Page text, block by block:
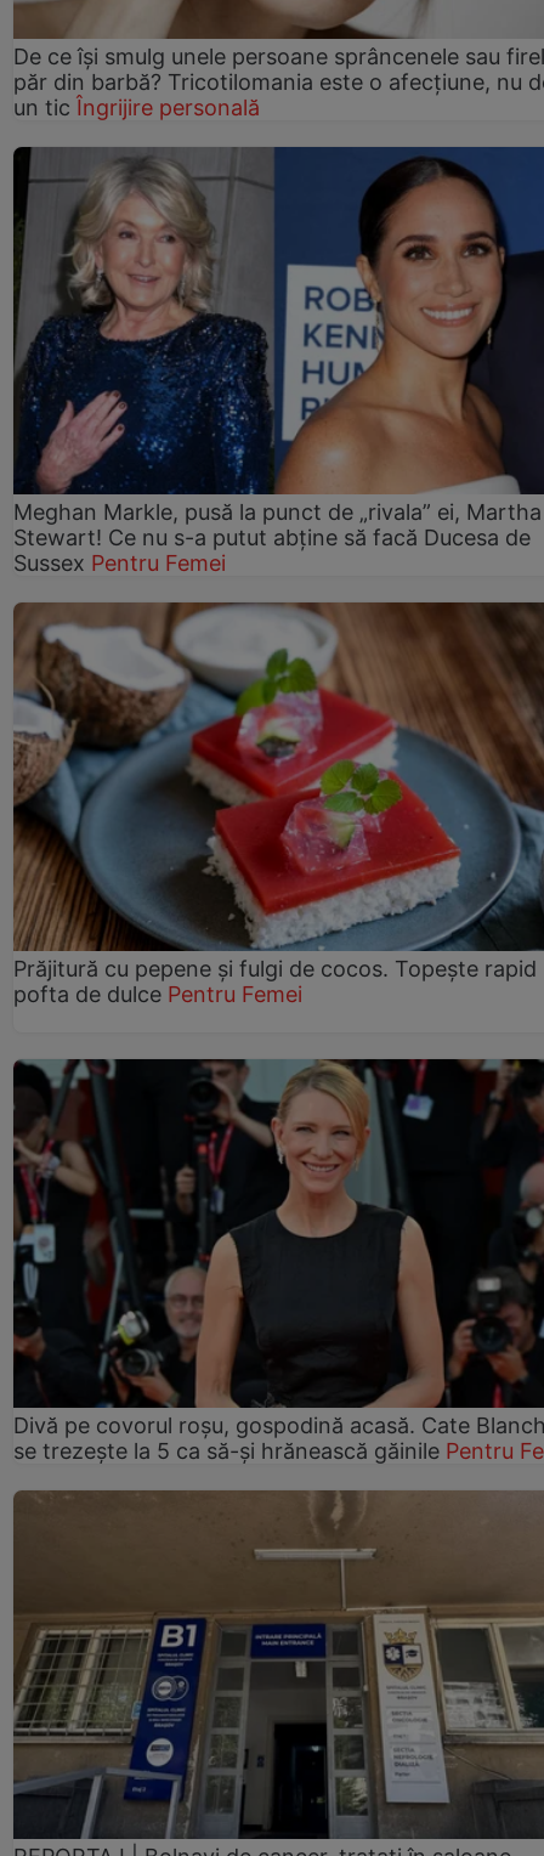
De ce își smulg unele persoane sprâncenele sau
păr din barbă? Tricotilomania este o afecțiune, nu
un tic Îngrijire personală
Meghan Markle, pusă la punct de „rivala” ei, Martha
Stewart! Ce nu s-a putut abține să facă Ducesa de
Sussex Pentru Femei
Prăjitură cu pepene şi fulgi de cocos. Topește rapid
pofta de dulce Pentru Femei
Divă pe covorul roșu, gospodină acasă. Cate
se trezește la 5 ca să-și hrănească găinile Pentru